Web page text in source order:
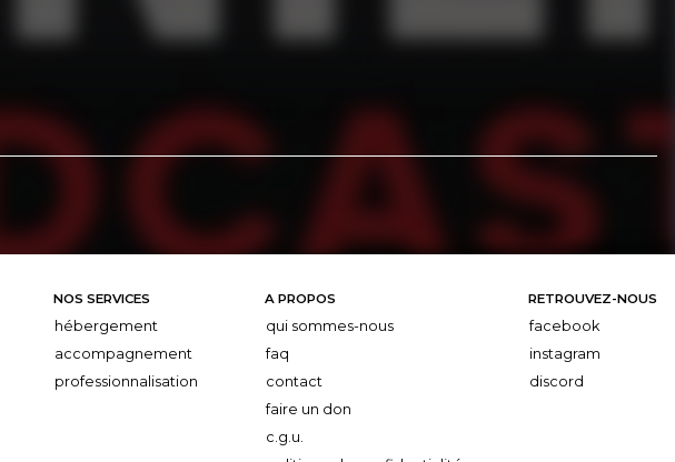
NOS SERVICES
hébergement
accompagnement
professionnalisation
A PROPOS
qui sommes-nous
faq
contact
faire un don
c.g.u.
RETROUVEZ-NOUS
facebook
instagram
discord